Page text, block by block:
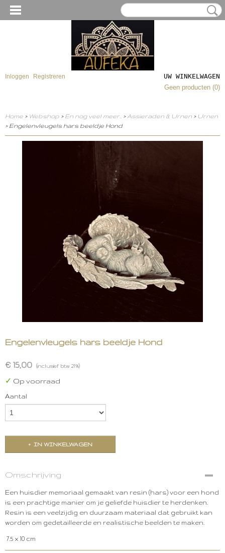
Inloggen Registreren
UW WINKELWAGEN
Geen producten (0)
Home > Webshop > En nog veel meer.. > Assieraden & Urnen > Urnen
> Engelenvleugels hars beeldje Hond
Engelenvleugels hars beeldje Hond
€ 15,00 (inclusief btw 21%)
✓ Op voorraad
Aantal
IN WINKELWAGEN
Omschrijving
Een huisdier memoriaal gemaakt van resin (hars) voor een hond
is een prachtige manier om je geliefde huisdier te herdenken.
Resin is een veelzijdig en duurzaam materiaal dat gebruikt kan
worden om gedetailleerde en realistische beelden te maken.
7.5 x 10 cm